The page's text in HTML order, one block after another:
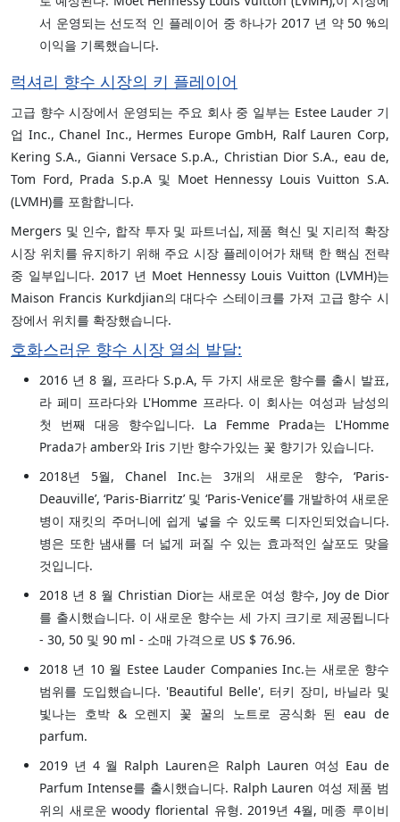
서 운영되는 선도적 인 플레이어 중 하나가 2017 년 약 50 %의
이익을 기록했습니다.
럭셔리 향수 시장의 키 플레이어
고급 향수 시장에서 운영되는 주요 회사 중 일부는 Estee Lauder 기
업 Inc., Chanel Inc., Hermes Europe GmbH, Ralf Lauren Corp,
Kering S.A., Gianni Versace S.p.A., Christian Dior S.A., eau de,
Tom Ford, Prada S.p.A 및 Moet Hennessy Louis Vuitton S.A.
(LVMH)를 포함합니다.
Mergers 및 인수, 합작 투자 및 파트너십, 제품 혁신 및 지리적 확장
시장 위치를 유지하기 위해 주요 시장 플레이어가 채택 한 핵심 전략
중 일부입니다. 2017 년 Moet Hennessy Louis Vuitton (LVMH)는
Maison Francis Kurkdjian의 대다수 스테이크를 가져 고급 향수 시
장에서 위치를 확장했습니다.
호화스러운 향수 시장 열쇠 발달:
2016 년 8 월, 프라다 S.p.A, 두 가지 새로운 향수를 출시 발표,
라 페미 프라다와 L'Homme 프라다. 이 회사는 여성과 남성의
첫 번째 대응 향수입니다. La Femme Prada는 L'Homme
Prada가 amber와 Iris 기반 향수가있는 꽃 향기가 있습니다.
2018년 5월, Chanel Inc.는 3개의 새로운 향수, ‘Paris-
Deauville’, ‘Paris-Biarritz’ 및 ‘Paris-Venice’를 개발하여 새로운
병이 재킷의 주머니에 쉽게 넣을 수 있도록 디자인되었습니다.
병은 또한 냄새를 더 넓게 퍼질 수 있는 효과적인 살포도 맞을
것입니다.
2018 년 8 월 Christian Dior는 새로운 여성 향수, Joy de Dior
를 출시했습니다. 이 새로운 향수는 세 가지 크기로 제공됩니다
- 30, 50 및 90 ml - 소매 가격으로 US $ 76.96.
2018 년 10 월 Estee Lauder Companies Inc.는 새로운 향수
범위를 도입했습니다. 'Beautiful Belle', 터키 장미, 바닐라 및
빛나는 호박 & 오렌지 꽃 꿀의 노트로 공식화 된 eau de
parfum.
2019 년 4 월 Ralph Lauren은 Ralph Lauren 여성 Eau de
Parfum Intense를 출시했습니다. Ralph Lauren 여성 제품 범
위의 새로운 woody floriental 유형. 2019년 4월, 메종 루이비